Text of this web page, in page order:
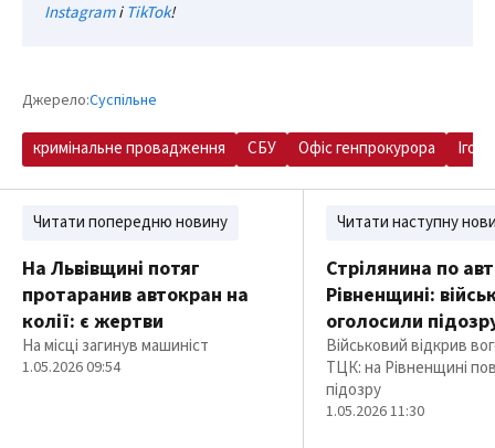
InstagramіTikTok!
Джерело:Суспільне
кримінальне провадження СБУ Офіс генпрокурора
Читати попередню новину
На Львівщині потяг
протаранив автокран на
колії: є жертви
На місці загинув машиніст
1.05.2026 09:54
Читати наступну
Стрілянина по
Рівненщині:
оголосили
Військовий відкрив
ТЦК: на Рівненщині
підозру
1.05.2026 11:30